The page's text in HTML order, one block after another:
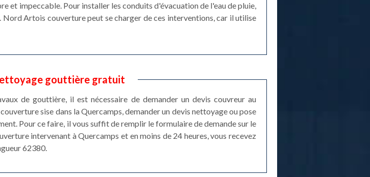
et impeccable. Pour installer les conduits d'évacuation de l'eau de pluie,
Artois couverture peut se charger de ces interventions, car il utilise
gouttière gratuit
de gouttière, il est nécessaire de demander un devis couvreur au
sise dans la Quercamps, demander un devis nettoyage ou pose
Pour ce faire, il vous suffit de remplir le formulaire de demande sur le
intervenant à Quercamps et en moins de 24 heures, vous recevez
62380.